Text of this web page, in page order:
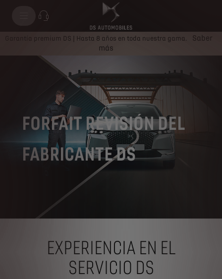
Garantía premium DS | Hasta 8 años en toda nuestra gama.
Saber
más
FORFAIT REVISIÓN DEL
FABRICANTE DS
EXPERIENCIA EN EL
SERVICIO DS